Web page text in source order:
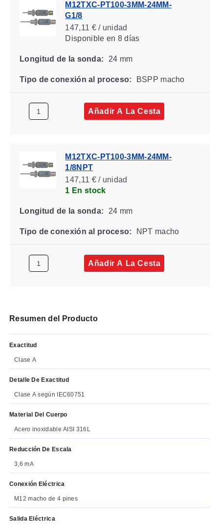
M12TXC-PT100-3MM-24MM-
G1/8
147,11 € / unidad
Disponibleen 8 días
Longitud de la sonda: 24 mm
Tipo de conexión al proceso: BSPP macho
Añadir A La Cesta
M12TXC-PT100-3MM-24MM-
1/8NPT
147,11 € / unidad
1 En stock
Longitud de la sonda: 24 mm
Tipo de conexión al proceso: NPT macho
Añadir A La Cesta
Resumen del Producto
Exactitud
Clase A
Detalle De Exactitud
Clase A según IEC60751
Material Del Cuerpo
Acero inoxidable AISI 316L
Reducción De Escala
3,6 mA
Conexión Eléctrica
M12 macho de 4 pines
Salida Eléctrica